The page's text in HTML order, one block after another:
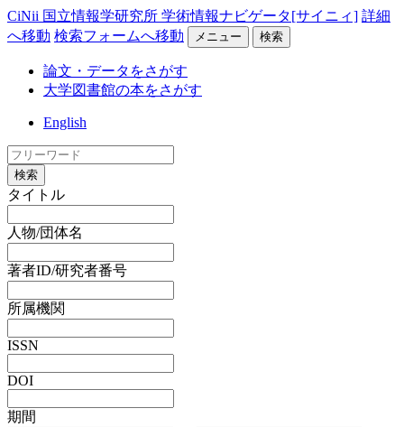
CiNii 国立情報学研究所 学術情報ナビゲータ[サイニィ] 詳細
へ移動 検索フォームへ移動 メニュー 検索
論文・データをさがす
大学図書館の本をさがす
English
検索
タイトル
人物/団体名
著者ID/研究者番号
所属機関
ISSN
DOI
期間